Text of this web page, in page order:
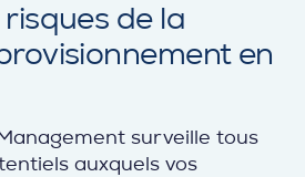
de la
en
surveille tous
auxquels vos